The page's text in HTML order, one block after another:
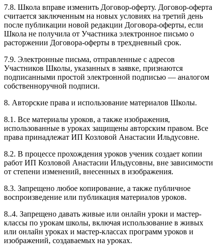
7.8. Школа вправе изменить Договор-оферту. Договор-оферта
считается заключенным на новых условиях на третий день
после публикации новой редакции Договора-оферты, если
Школа не получила от Участника электронное письмо о
расторжении Договора-оферты в трехдневный срок.
7.9. Электронные письма, отправленные с адресов
Участников Школы, указанных в заявке, признаются
подписанными простой электронной подписью — аналогом
собственноручной подписи.
8. Авторские права и использование материалов Школы.
8.1. Все материалы уроков, а также изображения,
использованные в уроках защищены авторским правом. Все
права принадлежат ИП Козловой Анастасии Ильдусовне.
8.2. В процессе прохождения уроков ученик создает копии
работ ИП Козловой Анастасии Ильдусовны, вне зависимости
от степени изменений, внесенных в изображения.
8.3. Запрещено любое копирование, а также публичное
воспроизведение или публикация материалов уроков.
8..4. Запрещено давать живые или онлайн уроки и мастер-
классы по урокам школы, включая использование в живых
или онлайн уроках и мастер-классах программ уроков и
изображений, создаваемых на уроках.